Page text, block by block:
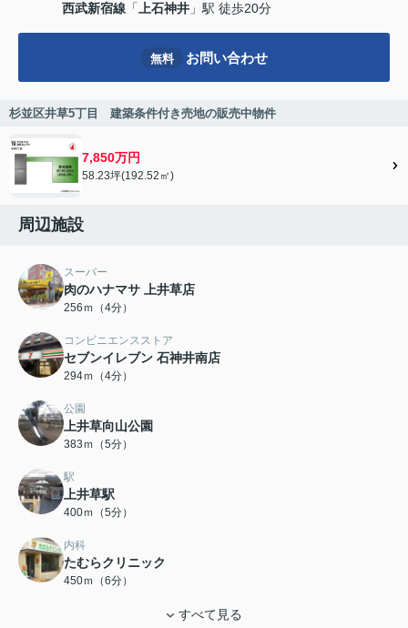
西武新宿線 「 上石神井 」駅 徒歩20分
無料 お問い合わせ
杉並区井草5丁目 建築条件付き売地の販売中物件
7,850万円
58.23坪(192.52㎡)
周辺施設
スーパー
肉のハナマサ 上井草店
256ｍ（4分）
コンビニエンスストア
セブンイレブン 石神井南店
294ｍ（4分）
公園
上井草向山公園
383ｍ（5分）
駅
上井草駅
400ｍ（5分）
内科
たむらクリニック
450ｍ（6分）
すべて見る